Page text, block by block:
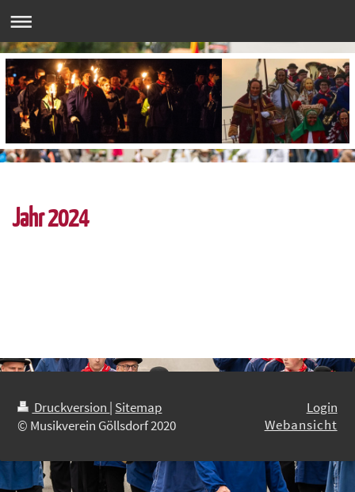
Jahr 2024
Druckversion | Sitemap
© Musikverein Göllsdorf 2020
Login
Webansicht